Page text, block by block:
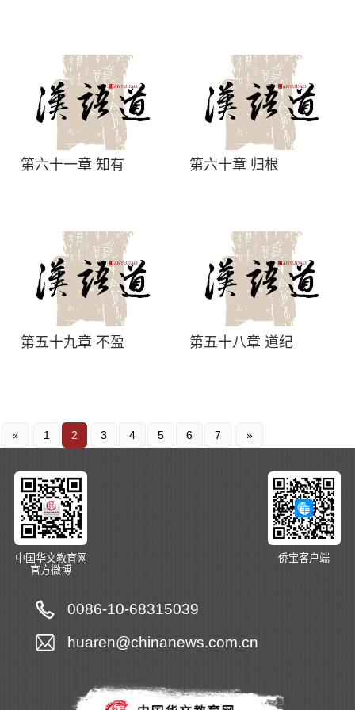
第六十一章 知有 第六十章 归根
第五十九章 不盈 第五十八章 道纪
« 1 2 3 4 5 6 7 »
中国华文教育网
官方微博
侨宝客户端
0086-10-68315039
huaren@chinanews.com.cn